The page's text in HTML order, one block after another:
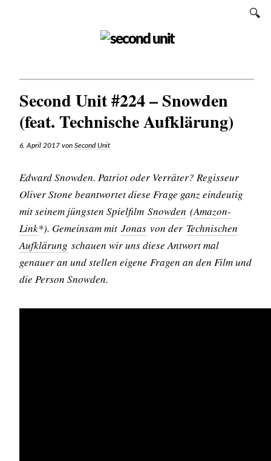
Second Unit #224 – Snowden
(feat. Technische Aufklärung)
6. April 2017 von Second Unit
Edward Snowden. Patriot oder Verräter? Regisseur
Oliver Stone beantwortet diese Frage ganz eindeutig
mit seinem jüngsten Spielfilm Snowden (Amazon-
Link*). Gemeinsam mit Jonasvon der Technischen
Aufklärung schauen wir uns diese Antwort mal
genauer an und stellen eigene Fragen an den Film und
die Person Snowden.